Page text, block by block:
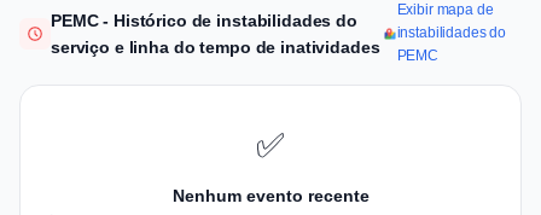
PEMC - Histórico de instabilidades do
serviço e linha do tempo de inatividades
Exibir mapa de
instabilidades do
PEMC
✅
Nenhum evento recente